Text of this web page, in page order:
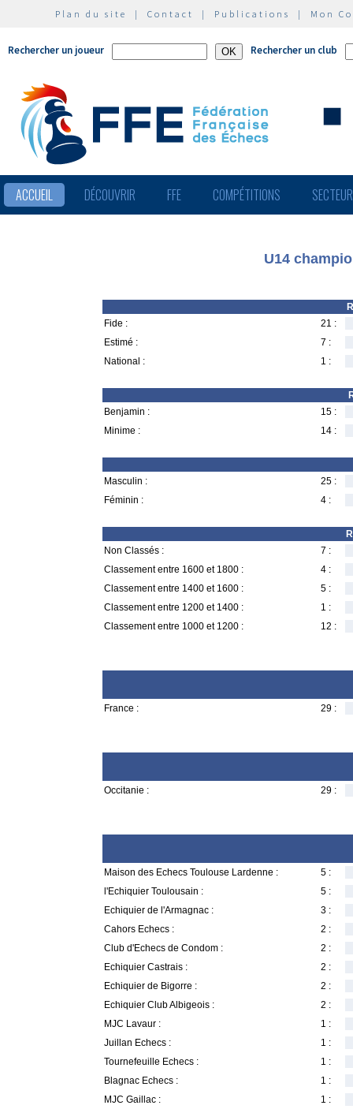
Plan du site | Contact | Publications | Mon
Rechercher un joueur Rechercher un club
ACCUEIL DÉCOUVRIR FFE COMPÉTITIONS
U14
Fide :
21 :
Estimé :
7 :
National :
1 :
Benjamin :
15 :
Minime :
14 :
Masculin :
25 :
Féminin :
4 :
Non Classés :
7 :
Classement entre 1600 et 1800 :
4 :
Classement entre 1400 et 1600 :
5 :
Classement entre 1200 et 1400 :
1 :
Classement entre 1000 et 1200 :
12 :
France : 29 :
Occitanie : 29 :
Maison des Echecs Toulouse Lardenne :
5 :
l'Echiquier Toulousain :
5 :
Echiquier de l'Armagnac :
3 :
Cahors Echecs :
2 :
Club d'Echecs de Condom :
2 :
Echiquier Castrais :
2 :
Echiquier de Bigorre :
2 :
Echiquier Club Albigeois :
2 :
MJC Lavaur :
1 :
Juillan Echecs :
1 :
Tournefeuille Echecs :
1 :
Blagnac Echecs :
1 :
MJC Gaillac :
1 :